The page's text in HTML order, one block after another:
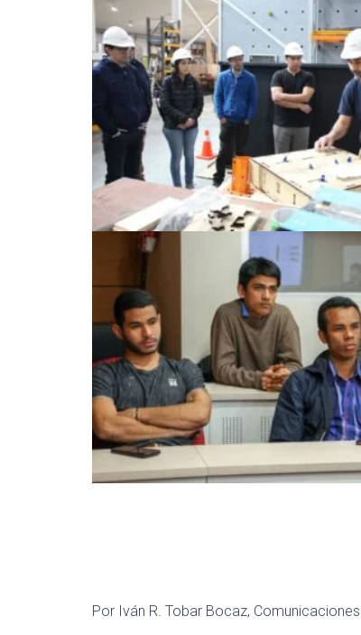
Por Iván R. Tobar Bocaz,